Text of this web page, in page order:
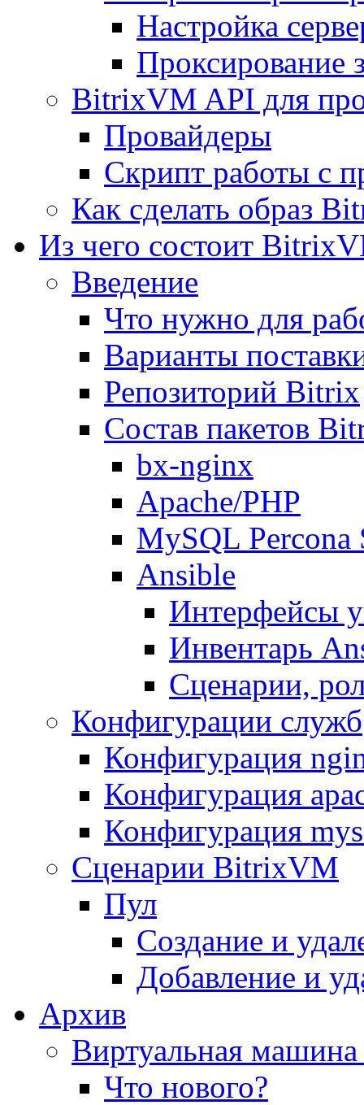
Настройка
Проксирование
BitrixVM API для
Провайдеры
Скрипт работы с
Как сделать образ
Из чего состоит
Введение
Что нужно для
Варианты
Репозиторий Bitrix
Состав пакетов
bx-nginx
Apache/PHP
MySQL Percona
Ansible
Интерфейсы
Инвентарь
Сценарии,
Конфигурации служб
Конфигурация
Конфигурация
Конфигурация
Сценарии BitrixVM
Пул
Создание и
Добавление и
Архив
Виртуальная
Что нового?